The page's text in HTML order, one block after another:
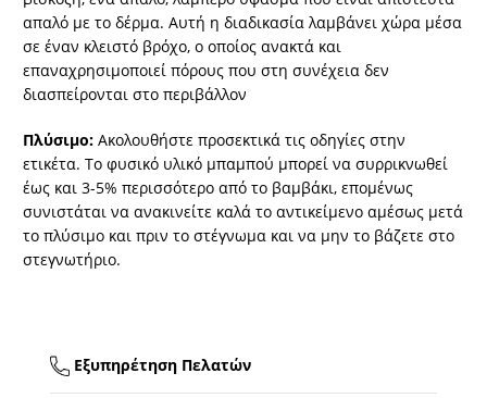
απαλό με το δέρμα. Αυτή η διαδικασία λαμβάνει χώρα μέσα
σε έναν κλειστό βρόχο, ο οποίος ανακτά και
επαναχρησιμοποιεί πόρους που στη συνέχεια δεν
διασπείρονται στο περιβάλλον
Πλύσιμο: Ακολουθήστε προσεκτικά τις οδηγίες στην
ετικέτα. Το φυσικό υλικό μπαμπού μπορεί να συρρικνωθεί
έως και 3-5% περισσότερο από το βαμβάκι, επομένως
συνιστάται να ανακινείτε καλά το αντικείμενο αμέσως μετά
το πλύσιμο και πριν το στέγνωμα και να μην το βάζετε στο
στεγνωτήριο.
Εξυπηρέτηση Πελατών